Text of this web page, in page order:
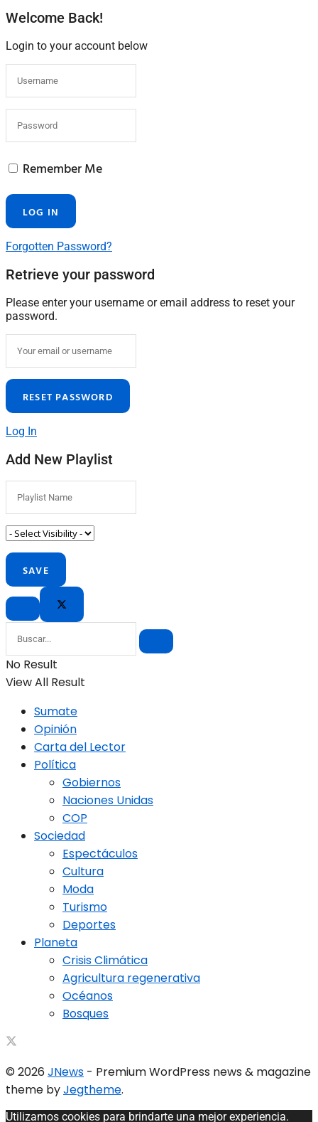
Welcome Back!
Login to your account below
Remember Me
Forgotten Password?
Retrieve your password
Please enter your username or email address to reset your
password.
Log In
Add New Playlist
No Result
View All Result
Sumate
Opinión
Carta del Lector
Política
Gobiernos
Naciones Unidas
COP
Sociedad
Espectáculos
Cultura
Moda
Turismo
Deportes
Planeta
Crisis Climática
Agricultura regenerativa
Océanos
Bosques
© 2026 JNews - Premium WordPress news & magazine
theme byJegtheme.
Utilizamos cookies para brindarte una mejor experiencia.